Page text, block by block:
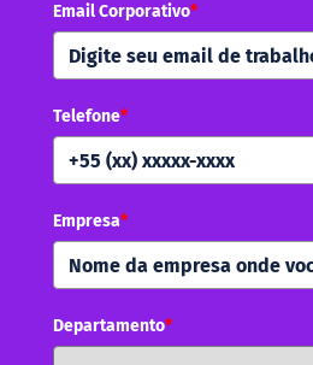
Email Corporativo*
Telefone*
Empresa*
Departamento*